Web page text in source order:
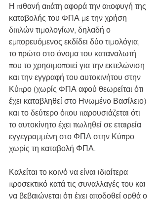
Η πιθανή απάτη αφορά την αποφυγή της
καταβολής του ΦΠΑ με την χρήση
διπλών τιμολογίων, δηλαδή ο
εμπορευόμενος εκδίδει δύο τιμολόγια,
το πρώτο στο όνομα του καταναλωτή
που το χρησιμοποιεί για την εκτελώνιση
και την εγγραφή του αυτοκινήτου στην
Κύπρο (χωρίς ΦΠΑ αφού θεωρείται ότι
έχει καταβληθεί στο Ηνωμένο Βασίλειο)
και το δεύτερο όπου παρουσιάζεται ότι
το αυτοκίνητο έχει πωληθεί σε εταιρεία
εγγεγραμμένη στο ΦΠΑ στην Κύπρο
χωρίς τη καταβολή ΦΠΑ.
Καλείται το κοινό να είναι ιδιαίτερα
προσεκτικό κατά τις συναλλαγές του και
να βεβαιώνεται ότι έχει αποδοθεί ορθά ο